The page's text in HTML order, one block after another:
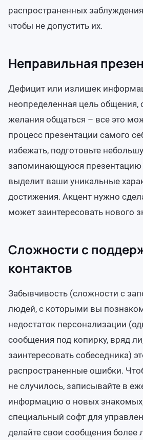
распространенных
чтобы не допустить их.
Неправильная
Дефицит или излишек
неопределенная цель общения,
желания общаться – все это
процесс презентации самого
избежать, подготовьте
запоминающуюся презентацию
выделит ваши уникальные
достижения. Акцент нужно
может заинтересовать нового
Сложности с
контактов
Забывчивость (сложности с
людей, с которыми вы
недостаток персонализации
сообщения под копирку, вряд
заинтересовать собеседника)
распространенные ошибки.
не случилось, записывайте в
информацию о новых знакомых,
специальный софт для
делайте свои сообщения более